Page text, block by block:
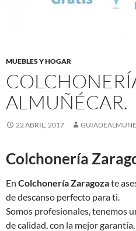
MUEBLES Y HOGAR
ALMUÑÉCAR.
22 ABRIL, 2017
Colchonería
En Colchonería Zaragozate
de descanso perfecto para ti.
Somos profesionales, tenemos
de calidad, con la mejor